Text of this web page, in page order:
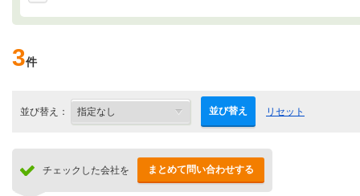
3件
並び替え： 並び替え リセット
チェックした会社を まとめて問い合わせする